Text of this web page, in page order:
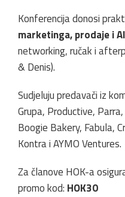
Konferencija donosi
marketinga, prodaje i
networking, ručak i
& Denis).
Sudjeluju predavači iz
Grupa, Productive,
Boogie Bakery, Fabula,
Kontra i AYMO Ventures.
Za članove HOK-a
promo kod: HOK30